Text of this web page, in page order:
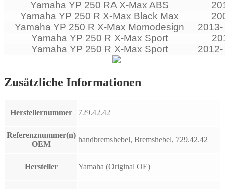
Yamaha YP 250 RA X-Max ABS
Yamaha YP 250 R X-Max Black Max
Yamaha YP 250 R X-Max Momodesign
Yamaha YP 250 R X-Max Sport
Yamaha YP 250 R X-Max Sport
Zusätzliche Informationen
Herstellernummer 729.42.42
Referenznummer(n)
OEM
handbremshebel, Bremshebel, 729.42.42
Hersteller Yamaha (Original OE)